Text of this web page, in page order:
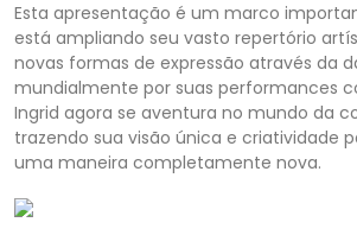
Esta apresentação é um marco
está ampliando seu vasto repertório
novas formas de expressão através da
mundialmente por suas performances
Ingrid agora se aventura no mundo da
trazendo sua visão única e criatividade
uma maneira completamente nova.